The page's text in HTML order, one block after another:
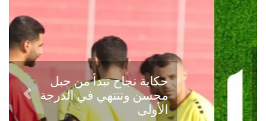
حكاية نجاح تبدأ من جبل
محسن وتنتهي في الدرجة
الأولىPrevious
Next